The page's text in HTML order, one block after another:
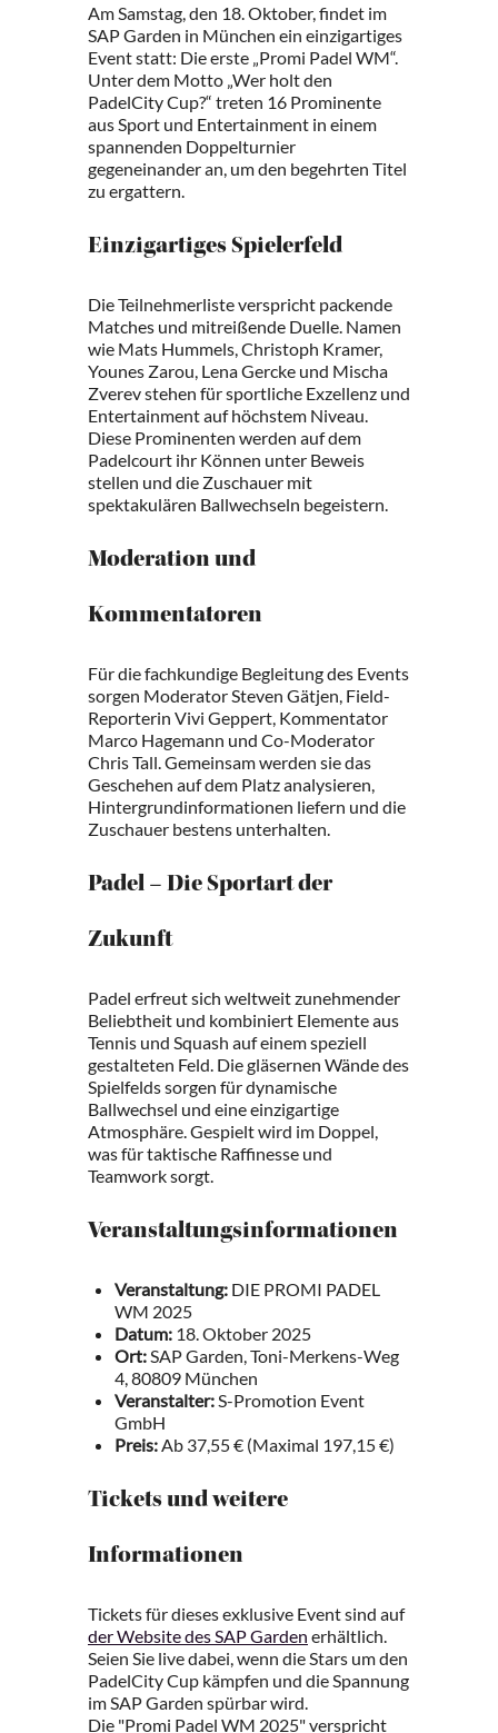
Am Samstag, den 18. Oktober, findet im
SAP Garden in München ein einzigartiges
Event statt: Die erste „Promi Padel WM“.
Unter dem Motto „Wer holt den
PadelCity Cup?“ treten 16 Prominente
aus Sport und Entertainment in einem
spannenden Doppelturnier
gegeneinander an, um den begehrten Titel
zu ergattern.
Einzigartiges Spielerfeld
Die Teilnehmerliste verspricht packende
Matches und mitreißende Duelle. Namen
wie Mats Hummels, Christoph Kramer,
Younes Zarou, Lena Gercke und Mischa
Zverev stehen für sportliche Exzellenz und
Entertainment auf höchstem Niveau.
Diese Prominenten werden auf dem
Padelcourt ihr Können unter Beweis
stellen und die Zuschauer mit
spektakulären Ballwechseln begeistern.
Moderation und
Kommentatoren
Für die fachkundige Begleitung des Events
sorgen Moderator Steven Gätjen, Field-
Reporterin Vivi Geppert, Kommentator
Marco Hagemann und Co-Moderator
Chris Tall. Gemeinsam werden sie das
Geschehen auf dem Platz analysieren,
Hintergrundinformationen liefern und die
Zuschauer bestens unterhalten.
Padel – Die Sportart der
Zukunft
Padel erfreut sich weltweit zunehmender
Beliebtheit und kombiniert Elemente aus
Tennis und Squash auf einem speziell
gestalteten Feld. Die gläsernen Wände des
Spielfelds sorgen für dynamische
Ballwechsel und eine einzigartige
Atmosphäre. Gespielt wird im Doppel,
was für taktische Raffinesse und
Teamwork sorgt.
Veranstaltungsinformationen
Veranstaltung: DIE PROMI PADEL
WM 2025
Datum: 18. Oktober 2025
Ort:SAP Garden, Toni-Merkens-Weg
4, 80809 München
Veranstalter:S-Promotion Event
GmbH
Preis:Ab 37,55 € (Maximal 197,15 €)
Tickets und weitere
Informationen
Tickets für dieses exklusive Event sind auf
der Website des SAP Garden erhältlich.
Seien Sie live dabei, wenn die Stars um den
PadelCity Cup kämpfen und die Spannung
im SAP Garden spürbar wird.
Die "Promi Padel WM 2025" verspricht